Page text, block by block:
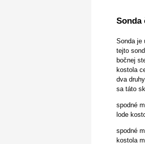
Sonda
Sonda je
tejto
bočnej
kostola
dva
sa táto
spodné
lode
spodné
kostola